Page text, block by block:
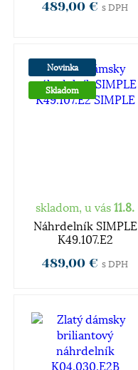
489,00 € s DPH
Novinka
Skladom
skladom, u vás 11.8.
Náhrdelník SIMPLE
K49.107.E2
489,00 € s DPH